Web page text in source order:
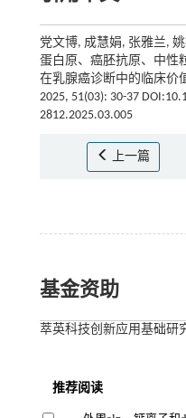
党文博, 成慧娟, 张雅兰,
蛋白原、癌胚抗原、中性
在乳腺癌诊断中的临床价
2025, 51(03): 30-37
2812.2025.03.005
上一篇
基金资助
萃英科技创新应用基础研